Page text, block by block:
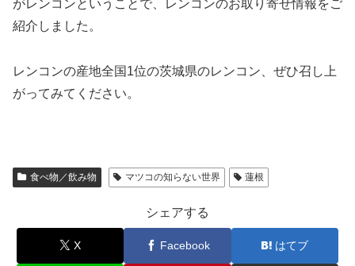
がレンコンということで、レンコンのお取り寄せ情報をご
紹介しました。
レンコンの産地全国1位の茨城県のレンコン、ぜひ召し上
がってみてください。
食べ物／飲み物 マツコの知らない世界 蓮根
シェアする
X Facebook はてブ